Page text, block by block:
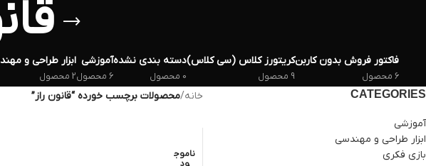
فاکتور فروش بدون کاربن
6 محصول
کریتورز کلاس (سی کلاس)
9 محصول
دسته بندی نشده
0 محصول
آموزشی
6 محصول
ابزار طراحی و
2 محصول
CATEGORIES
آموزشی
ابزار طراحی و مهندسی
بازی فکری
خانه/محصولات برچسب خورده “قانون راز”
ناموج